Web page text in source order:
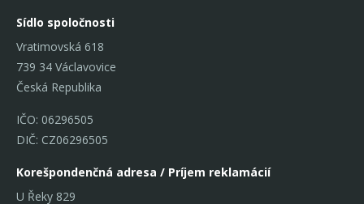
Sídlo spoločnosti
Vratimovská 618
739 34 Václavovice
Česká Republika
IČO: 06296505
DIČ: CZ06296505
Korešpondenčná adresa / Príjem reklamácií
U Řeky 829